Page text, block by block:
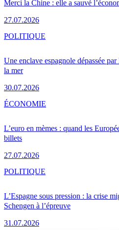
Merci la Chine : elle a sauvé
27.07.2026
Une enclave espagnole dépassée
la mer
30.07.2026
POLITIQUE
L’euro en mèmes : quand les
billets
27.07.2026
ÉCONOMIE
L’Espagne sous pression : la crise
Schengen à l’épreuve
31.07.2026
POLITIQUE